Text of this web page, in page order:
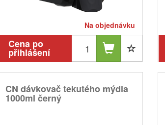
Na objednávku
Cena po
přihlášení
CN dávkovač tekutého mýdla
1000ml černý